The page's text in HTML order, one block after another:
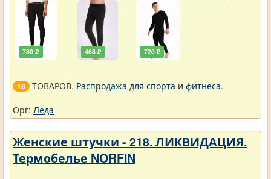
780 ₽ 468 ₽ 720 ₽
18 ТОВАРОВ. Распродажа для спорта и фитнеса.
Орг: Леда
Женские штучки - 218. ЛИКВИДАЦИЯ.
Термобелье NORFIN